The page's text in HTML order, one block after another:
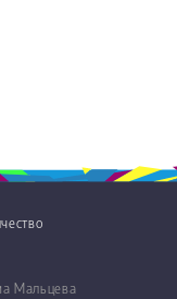
Мальцева